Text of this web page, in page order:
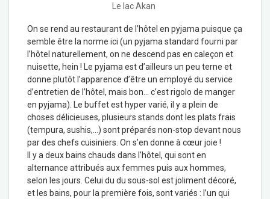
Le lac Akan
On se rend au restaurant de l’hôtel en pyjama puisque ça
semble être la norme ici (un pyjama standard fourni par
l’hôtel naturellement, on ne descend pas en caleçon et
nuisette, hein ! Le pyjama est d’ailleurs un peu terne et
donne plutôt l’apparence d’être un employé du service
d’entretien de l’hôtel, mais bon… c’est rigolo de manger
en pyjama). Le buffet est hyper varié, il y a plein de
choses délicieuses, plusieurs stands dont les plats frais
(tempura, sushis,…) sont préparés non-stop devant nous
par des chefs cuisiniers. On s’en donne à cœur joie !
Il y a deux bains chauds dans l’hôtel, qui sont en
alternance attribués aux femmes puis aux hommes,
selon les jours. Celui du du sous-sol est joliment décoré,
et les bains, pour la première fois, sont variés : l’un qui